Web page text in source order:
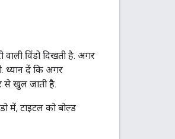
विंडो दिखती है. अगर
ध्यान दें कि अगर
से खुल जाती है.
में, टाइटल को बोल्ड